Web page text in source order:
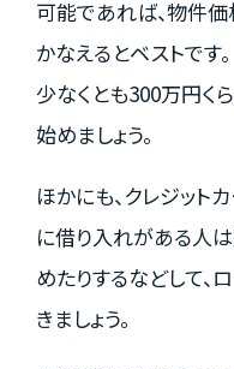
可能であれば、物件
かなえるとベストです。
少なくとも300万円く
始めましょう。
ほかにも、クレジット
に借り入れがある人
めたりするなどして、
きましょう。